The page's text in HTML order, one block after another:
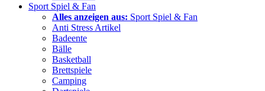
Sport Spiel & Fan
Alles anzeigen aus: Sport Spiel & Fan
Anti Stress Artikel
Badeente
Bälle
Basketball
Brettspiele
Camping